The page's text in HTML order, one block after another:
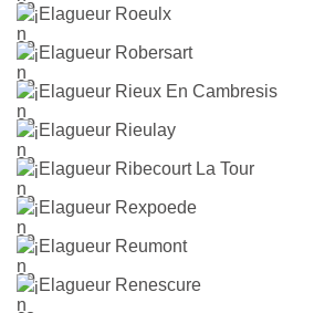
Elagueur Roeulx
Elagueur Robersart
Elagueur Rieux En Cambresis
Elagueur Rieulay
Elagueur Ribecourt La Tour
Elagueur Rexpoede
Elagueur Reumont
Elagueur Renescure